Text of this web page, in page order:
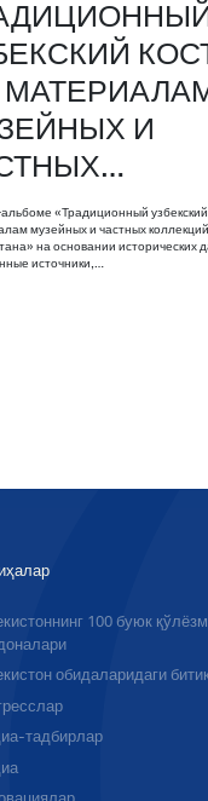
И
альбоме «Традиционный
музейных и частных коллекций
на основании исторических
источники,…
100 буюк
обидаларидаги
тадбирлар